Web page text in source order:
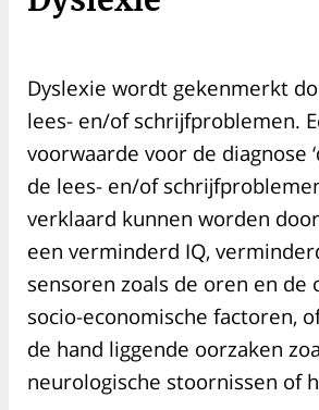
Dyslexie wordt gekenmerkt
lees- en/of schrijfproblemen.
voorwaarde voor de diagnose
de lees- en/of
verklaard kunnen worden
een verminderd IQ,
sensoren zoals de oren en de
socio-economische factoren,
de hand liggende oorzaken
neurologische stoornissen of